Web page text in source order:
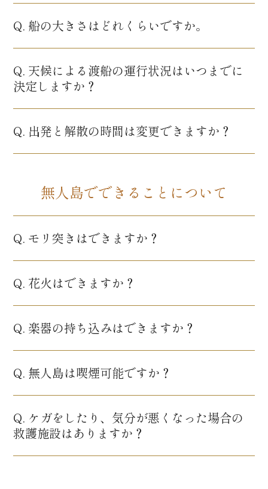
Q. 船の大きさはどれくらいですか。
Q. 天候による渡船の運行状況はいつまでに
決定しますか？
Q. 出発と解散の時間は変更できますか？
無人島でできることについて
Q. モリ突きはできますか？
Q. 花火はできますか？
Q. 楽器の持ち込みはできますか？
Q. 無人島は喫煙可能ですか？
Q. ケガをしたり、気分が悪くなった場合の
救護施設はありますか？